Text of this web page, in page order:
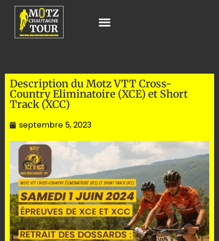
Description du Motz VTT Cross-
Country Eliminatoire (XCE) et Short
Track (XCC)
septembre 5, 2023